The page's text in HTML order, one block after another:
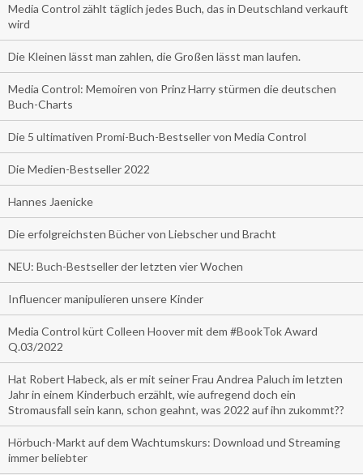
Media Control zählt täglich jedes Buch, das in Deutschland verkauft
wird
Die Kleinen lässt man zahlen, die Großen lässt man laufen.
Media Control: Memoiren von Prinz Harry stürmen die deutschen
Buch-Charts
Die 5 ultimativen Promi-Buch-Bestseller von Media Control
Die Medien-Bestseller 2022
Hannes Jaenicke
Die erfolgreichsten Bücher von Liebscher und Bracht
NEU: Buch-Bestseller der letzten vier Wochen
Influencer manipulieren unsere Kinder
Media Control kürt Colleen Hoover mit dem #BookTok Award
Q.03/2022
Hat Robert Habeck, als er mit seiner Frau Andrea Paluch im letzten
Jahr in einem Kinderbuch erzählt, wie aufregend doch ein
Stromausfall sein kann, schon geahnt, was 2022 auf ihn zukommt??
Hörbuch-Markt auf dem Wachtumskurs: Download und Streaming
immer beliebter